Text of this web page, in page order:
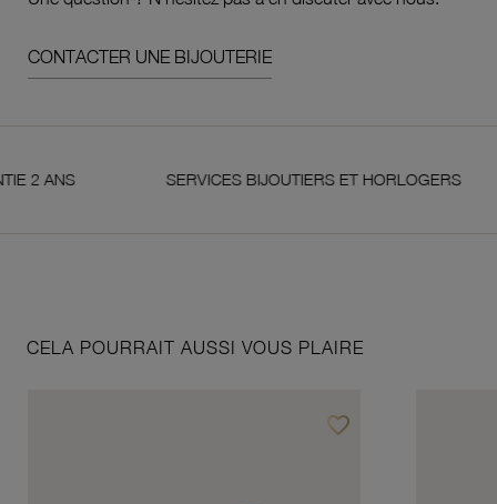
CONTACTER UNE BIJOUTERIE
SERVICES BIJOUTIERS ET HORLOGERS
CELA POURRAIT AUSSI VOUS PLAIRE
favorite_borderAjouter à vos favoris